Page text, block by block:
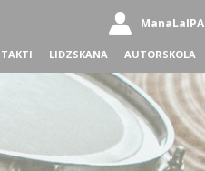
ManaLaIPA
LIDZSKANA AUTORSKOLA